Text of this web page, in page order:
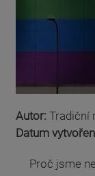
Autor: Tradiční
Datum
Proč jsme